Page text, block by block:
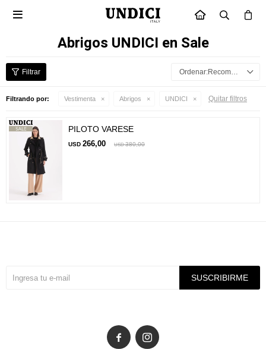
INICIO

Abrigos UNDICI en Sale
Recomendados
Filtrando por: Vestimenta Abrigos UNDICI Quitar filtros
PILOTO VARESE
USD 266,00 USD 380,00
SUSCRIBIRME
 